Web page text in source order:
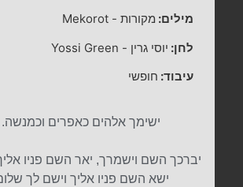
מילים: מקורות -
Mekorot
לחן: יוסי גרין -
Yossi Green
עיבוד: חופשי
ישימך אלהים כאפרים וכמנשה.
יברכך השם וישמרך, יאר השם פניו אליך
ישא השם פניו אליך וישם לך